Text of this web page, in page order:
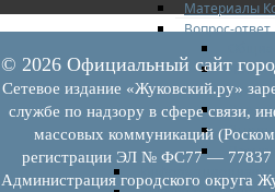
Материалы
Вопрос-ответ
Выкуп
Прочие
Информационная
© 2026 Официальный сайт
Сетевое издание «Жуковский.ру»
службе по надзору в сфере связи,
массовых коммуникаций
регистрации ЭЛ № ФС77 — 77837
Администрация городского округа